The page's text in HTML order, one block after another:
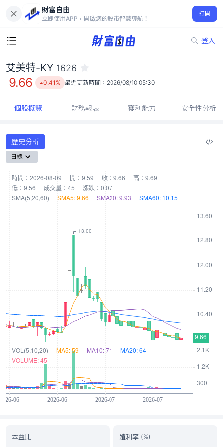
財富自由
立即使用APP，開啟您的股市智慧導航！
打開
登入
9.66
0.41%
艾美特-KY 1626
9.66 0.41% 最近更新時間： 2026/08/10 05:30
個股概覽 財務報表 獲利能力 安全性分析
歷史分析
日線
本益比 殖利率 (%)